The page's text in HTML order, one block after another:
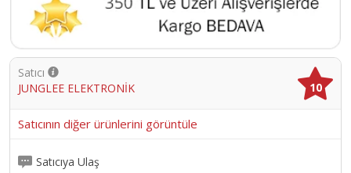
Garanti Tipi
İthalatçı Garantili
Model
Kulak İçi
Satıcı
JUNGLEE ELEKTRONİK
10
Satıcının diğer ürünlerini görüntüle
Satıcıya Ulaş